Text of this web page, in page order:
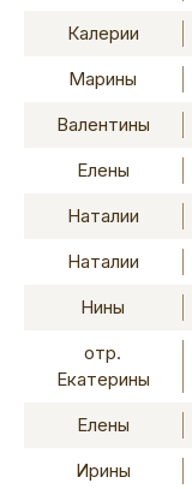
Калерии
Марины
Валентины
Елены
Наталии
Наталии
Нины
отр.
Екатерины
Елены
Ирины